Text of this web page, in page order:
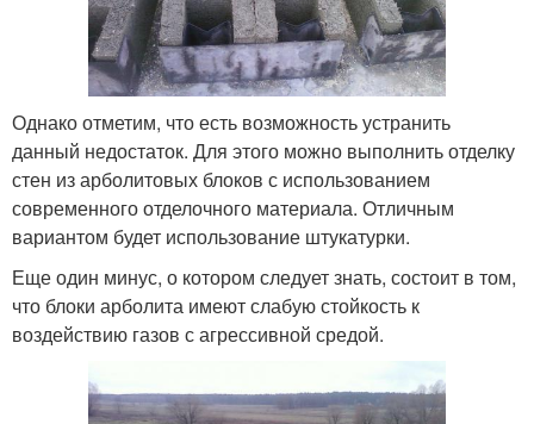
Однако отметим, что есть возможность устранить
данный недостаток. Для этого можно выполнить отделку
стен из арболитовых блоков с использованием
современного отделочного материала. Отличным
вариантом будет использование штукатурки.
Еще один минус, о котором следует знать, состоит в том,
что блоки арболита имеют слабую стойкость к
воздействию газов с агрессивной средой.